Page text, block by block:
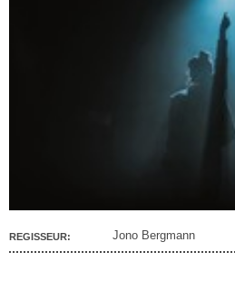
REGISSEUR: Jono Bergmann